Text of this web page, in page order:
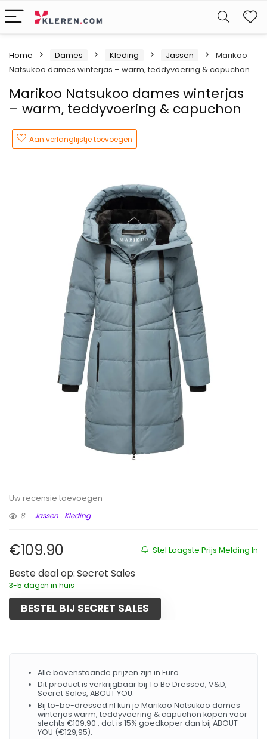
Home Dames Kleding Jassen
Marikoo
Natsukoo dames winterjas – warm, teddyvoering & capuchon
Marikoo Natsukoo dames winterjas
– warm, teddyvoering & capuchon
Aan verlanglijstje toevoegen
Uw recensie toevoegen
8
Jassen Kleding
Stel Laagste Prijs Melding In
€109.90
Beste deal op: Secret Sales
3-5 dagen in huis
BESTEL BIJ SECRET SALES
Alle bovenstaande prijzen zijn in Euro.
Dit product is verkrijgbaar bij To Be Dressed, V&D,
Secret Sales, ABOUT YOU.
Bij to-be-dressed.nl kun je Marikoo Natsukoo dames
winterjas warm, teddyvoering & capuchon kopen voor
slechts €109,90 , dat is 15% goedkoper dan bij ABOUT
YOU (€129,95).